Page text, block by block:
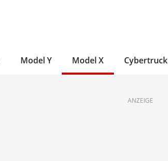
Model Y Model X Cybertruck
ANZEIGE